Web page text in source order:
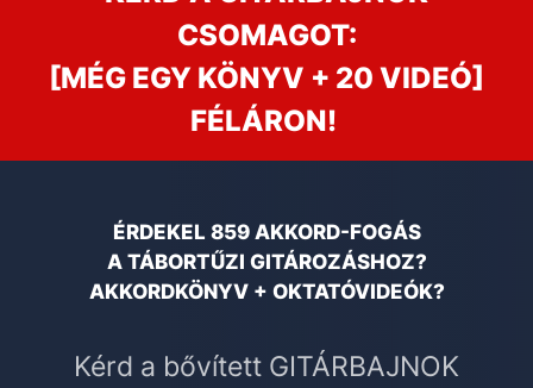
CSOMAGOT:
[MÉG EGY KÖNYV + 20 VIDEÓ]
FÉLÁRON!
ÉRDEKEL 859 AKKORD-FOGÁS
A TÁBORTŰZI GITÁROZÁSHOZ?
AKKORDKÖNYV + OKTATÓVIDEÓK?
Kérd a bővített GITÁRBAJNOK